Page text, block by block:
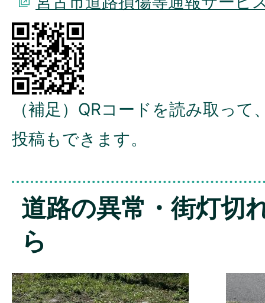
（補足）QRコードを読み取っ
投稿もできます。
道路の異常・街灯切
ら